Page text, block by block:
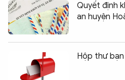
Quyết định
an huyện
Hộp thư bạn